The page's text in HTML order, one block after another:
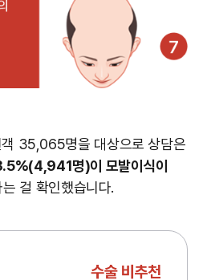
35,065명을 대상으로 상담은
명)이 모발이식이
는 걸 확인했습니다.